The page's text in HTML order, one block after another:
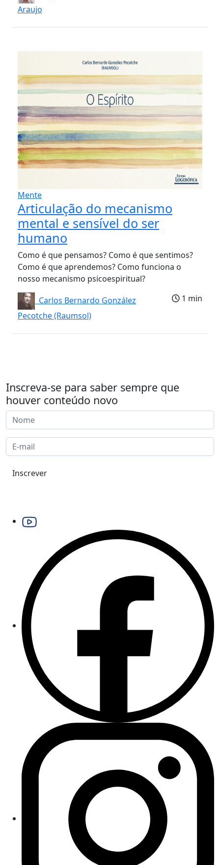
Araujo
Mente
Articulação do mecanismo
mental e sensível do ser
humano
Como é que pensamos? Como é que sentimos?
Como é que aprendemos? Como funciona o
nosso mecanismo psicoespiritual?
Carlos Bernardo González
Pecotche (Raumsol)
1 min
Inscreva-se para saber sempre que
houver conteúdo novo
Inscrever